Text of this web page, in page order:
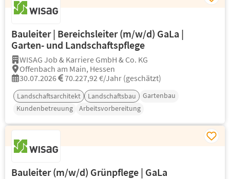
Bauleiter | Bereichsleiter (m/w/d) GaLa |
Garten- und Landschaftspflege
WISAG Job & Karriere GmbH & Co. KG
Offenbach am Main, Hessen
30.07.2026
70.227,92 €/Jahr (geschätzt)
Landschaftsarchitekt Landschaftsbau
Gartenbau
Kundenbetreuung
Arbeitsvorbereitung
Bauleiter (m/w/d) Grünpflege | GaLa